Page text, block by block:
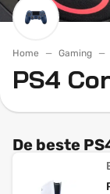
Home Gaming
PS4
De beste